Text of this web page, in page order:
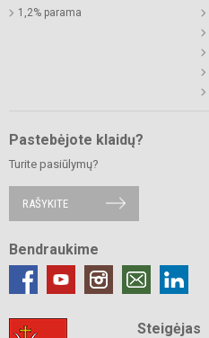
1,2% parama
Pastebėjote klaidų?
Turite pasiūlymų?
RAŠYKITE
Bendraukime
Steigėjas